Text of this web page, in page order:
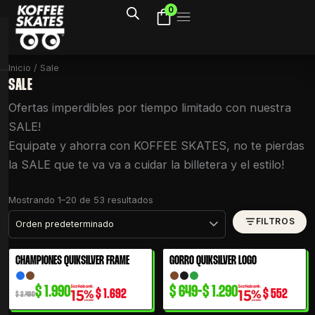
contenido
0
Inicio / Sale
SALE
Ofertas imperdibles por tiempo limitado con nuestra
SALE!
Equipate y ahorra con KOFFEE SKATES, no te pierdas
la SALE que te va va a cuidar la billetera y el estilo!
Mostrando 1–20 de 53 resultados
FILTROS
20% OFF
CHAMPIONES QUIKSILVER FRAME
$2.490
El
precio
original
era:
$ 1.990
El
precio
actual
es:
$1.692
50% OFF
GORRO QUIKSILVER LOGO
$649-$1.290
Rango
de
precios:
desde
$552